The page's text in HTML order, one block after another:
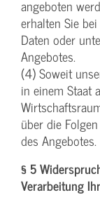
angeboten
erhalten Sie
Daten oder
Angebotes.
(4) Soweit
in einem Staat
über die
des Angebotes.
§ 5
Verarbeitung